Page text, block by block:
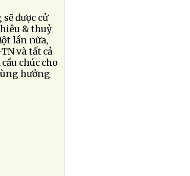
được cử
& thuỷ
lần nữa,
và tất cả
chúc cho
hưởng